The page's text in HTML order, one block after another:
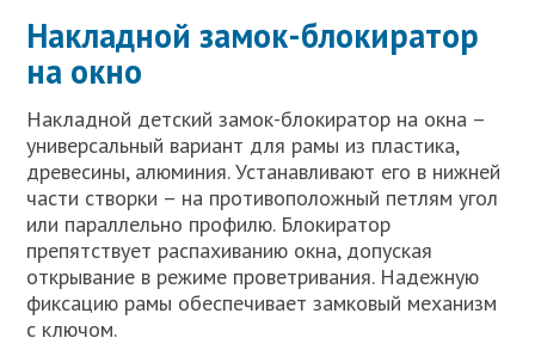
Накладной замок-блокиратор
на окно
Накладной детский замок-блокиратор на окна –
универсальный вариант для рамы из пластика,
древесины, алюминия. Устанавливают его в нижней
части створки – на противоположный петлям угол
или параллельно профилю. Блокиратор
препятствует распахиванию окна, допуская
открывание в режиме проветривания. Надежную
фиксацию рамы обеспечивает замковый механизм
с ключом.